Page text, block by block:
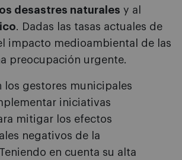
desastres naturales y al
. Dadas las tasas actuales de
impacto medioambiental de las
preocupación urgente.
los gestores municipales
iniciativas
mitigar los efectos
negativos de la
en cuenta su alta